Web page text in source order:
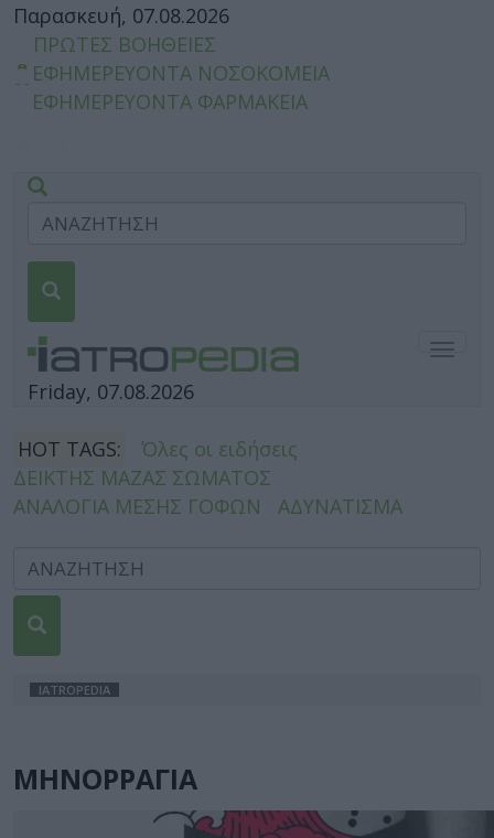
Παρασκευή, 07.08.2026
ΠΡΩΤΕΣ ΒΟΗΘΕΙΕΣ
ΕΦΗΜΕΡΕΥΟΝΤΑ ΝΟΣΟΚΟΜΕΙΑ
ΕΦΗΜΕΡΕΥΟΝΤΑ ΦΑΡΜΑΚΕΙΑ
Friday, 07.08.2026
HOT TAGS:
Όλες οι ειδήσεις
ΔΕΙΚΤΗΣ ΜΑΖΑΣ ΣΩΜΑΤΟΣ
ΑΝΑΛΟΓΙΑ ΜΕΣΗΣ ΓΟΦΩΝ
ΑΔΥΝΑΤΙΣΜΑ
IATROPEDIA
ΜΗΝΟΡΡΑΓΙΑ